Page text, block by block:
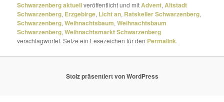
Schwarzenberg aktuellveröffentlicht und mitAdvent,Altstadt
Schwarzenberg, Erzgebirge, Licht an, Ratskeller Schwarzenberg,
Schwarzenberg,Weihnachtsbaum,Weihnachtsbaum
Schwarzenberg,Weihnachtsmarkt Schwarzenberg
verschlagwortet. Setze ein Lesezeichen für den Permalink.
Stolz präsentiert von WordPress